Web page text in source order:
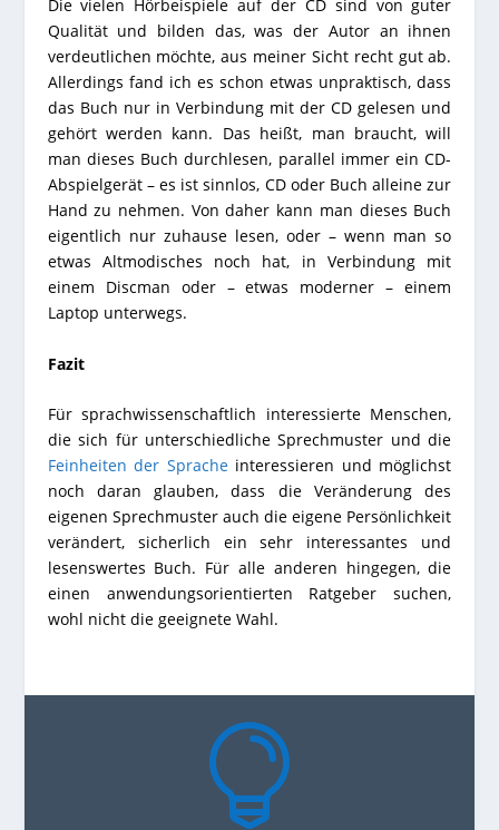
Die vielen Hörbeispiele auf der CD sind von guter
Qualität und bilden das, was der Autor an ihnen
verdeutlichen möchte, aus meiner Sicht recht gut ab.
Allerdings fand ich es schon etwas unpraktisch, dass
das Buch nur in Verbindung mit der CD gelesen und
gehört werden kann. Das heißt, man braucht, will
man dieses Buch durchlesen, parallel immer ein CD-
Abspielgerät – es ist sinnlos, CD oder Buch alleine zur
Hand zu nehmen. Von daher kann man dieses Buch
eigentlich nur zuhause lesen, oder – wenn man so
etwas Altmodisches noch hat, in Verbindung mit
einem Discman oder – etwas moderner – einem
Laptop unterwegs.
Fazit
Für sprachwissenschaftlich interessierte Menschen,
die sich für unterschiedliche Sprechmuster und die
Feinheiten der Spracheinteressieren und möglichst
noch daran glauben, dass die Veränderung des
eigenen Sprechmuster auch die eigene Persönlichkeit
verändert, sicherlich ein sehr interessantes und
lesenswertes Buch. Für alle anderen hingegen, die
einen anwendungsorientierten Ratgeber suchen,
wohl nicht die geeignete Wahl.
